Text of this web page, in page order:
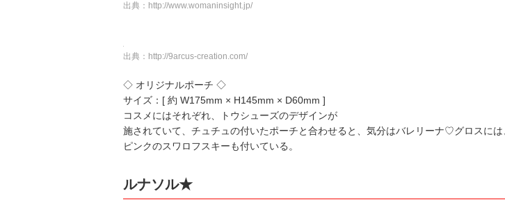
出典： http://www.womaninsight.jp/
出典： http://9arcus-creation.com/
◇ オリジナルポーチ ◇
サイズ：[ 約 W175mm × H145mm × D60mm ]
コスメにはそれぞれ、トウシューズのデザインが
施されていて、チュチュの付いたポーチと合わせると、気分はバレリーナ♡グロスには
ピンクのスワロフスキーも付いている。
ルナソル★